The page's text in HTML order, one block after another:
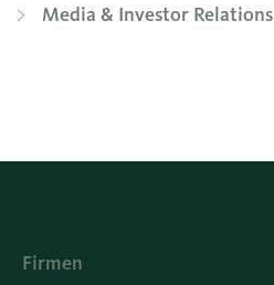
Media & Investor Relations
Firmen